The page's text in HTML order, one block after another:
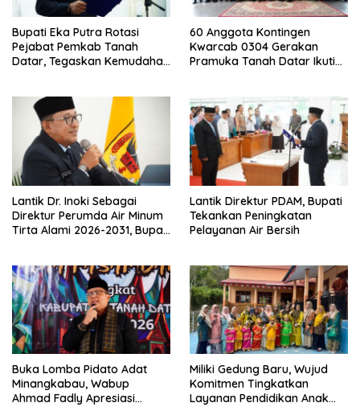
Bupati Eka Putra Rotasi
Pejabat Pemkab Tanah
Datar, Tegaskan Kemudahan
60 Anggota Kontingen
Kwarcab 0304 Gerakan
Pramuka Tanah Datar Ikuti
Lantik Dr. Inoki Sebagai
Direktur Perumda Air Minum
Tirta Alami 2026-2031, Bupati
Fakta Integritas Berdasarkan
Visi dan Misi
Lantik Direktur PDAM, Bupati
Tekankan Peningkatan
Pelayanan Air Bersih
Buka Lomba Pidato Adat
Minangkabau, Wabup
Ahmad Fadly Apresiasi
Miliki Gedung Baru, Wujud
Komitmen Tingkatkan
Layanan Pendidikan Anak